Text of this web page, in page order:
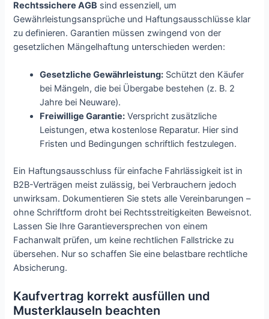
Rechtssichere AGB sind essenziell, um
Gewährleistungsansprüche und Haftungsausschlüsse klar
zu definieren. Garantien müssen zwingend von der
gesetzlichen Mängelhaftung unterschieden werden:
Gesetzliche Gewährleistung: Schützt den Käufer
bei Mängeln, die bei Übergabe bestehen (z. B. 2
Jahre bei Neuware).
Freiwillige Garantie: Verspricht zusätzliche
Leistungen, etwa kostenlose Reparatur. Hier sind
Fristen und Bedingungen schriftlich festzulegen.
Ein Haftungsausschluss für einfache Fahrlässigkeit ist in
B2B-Verträgen meist zulässig, bei Verbrauchern jedoch
unwirksam. Dokumentieren Sie stets alle Vereinbarungen –
ohne Schriftform droht bei Rechtsstreitigkeiten Beweisnot.
Lassen Sie Ihre Garantieversprechen von einem
Fachanwalt prüfen, um keine rechtlichen Fallstricke zu
übersehen. Nur so schaffen Sie eine belastbare rechtliche
Absicherung.
Kaufvertrag korrekt ausfüllen und
Musterklauseln beachten